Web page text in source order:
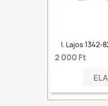
I. Lajos 1342-
2 000 Ft